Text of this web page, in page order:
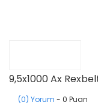
9,5x1000 Ax
(0) Yorum - 0 Puan